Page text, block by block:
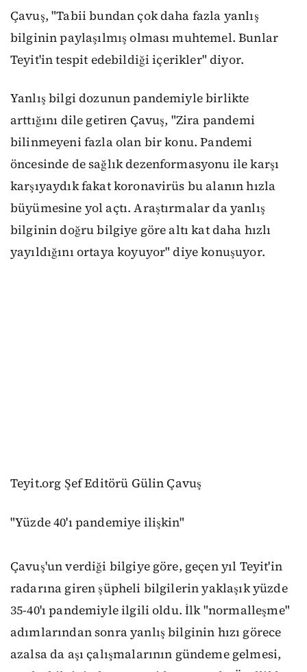
Çavuş, "Tabii bundan çok daha fazla yanlış
bilginin paylaşılmış olması muhtemel. Bunlar
Teyit'in tespit edebildiği içerikler" diyor.
Yanlış bilgi dozunun pandemiyle birlikte
arttığını dile getiren Çavuş, "Zira pandemi
bilinmeyeni fazla olan bir konu. Pandemi
öncesinde de sağlık dezenformasyonu ile karşı
karşıyaydık fakat koronavirüs bu alanın hızla
büyümesine yol açtı. Araştırmalar da yanlış
bilginin doğru bilgiye göre altı kat daha hızlı
yayıldığını ortaya koyuyor" diye konuşuyor.
Teyit.org Şef Editörü Gülin Çavuş
"Yüzde 40'ı pandemiye ilişkin"
Çavuş'un verdiği bilgiye göre, geçen yıl Teyit'in
radarına giren şüpheli bilgilerin yaklaşık yüzde
35-40'ı pandemiyle ilgili oldu. İlk "normalleşme"
adımlarından sonra yanlış bilginin hızı görece
azalsa da aşı çalışmalarının gündeme gelmesi,